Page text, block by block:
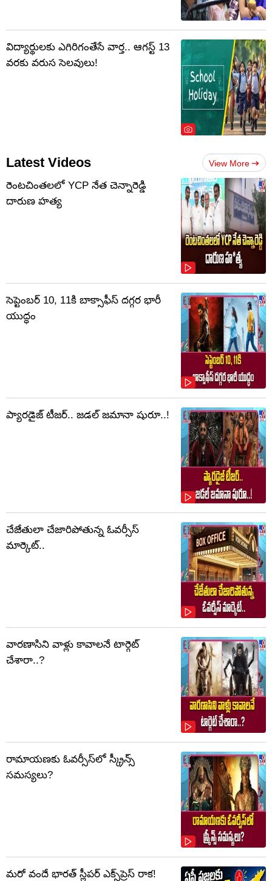
విద్యార్థులకు ఎగిరిగంతేసే వార్త.. ఆగస్ట్ 13
వరకు వరుస సెలవులు!
Latest Videos View More
రెంటచింతలలో YCP నేత చెన్నారెడ్డి
దారుణ హత్య
సెప్టెంబర్‌ 10, 11కి బాక్సాఫీస్ దగ్గర భారీ
యుద్ధం
ప్యారడైజ్ టీజర్.. జడల్ జమానా షురూ..!
చేజేతులా చేజారిపోతున్న ఓవర్సీస్
మార్కెట్..
వారణాసిని వాళ్లు కావాలనే టార్గెట్
చేశారా..?
రామాయణకు ఓవర్సీస్‌లో స్క్రీన్స్
సమస్యలు?
మరో వందే భారత్ స్లీపర్ ఎక్స్‌ప్రెస్ రాక!